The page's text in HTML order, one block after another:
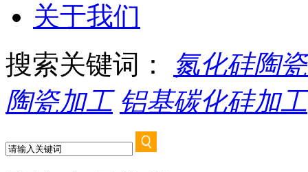
关于我们
搜索关键词：
氮化硅陶
陶瓷加工 铝基碳化硅加工